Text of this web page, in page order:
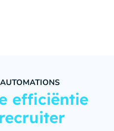
efficiëntie